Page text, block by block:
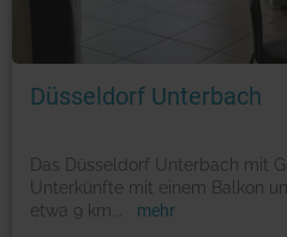
Düsseldorf Unterbach
Das Düsseldorf Unterbach mit
Unterkünfte mit einem Balkon
etwa 9 km
mehr